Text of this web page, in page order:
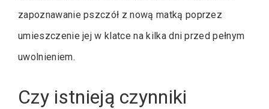
zapoznawanie pszczół z nową matką poprzez
umieszczenie jej w klatce na kilka dni przed pełnym
uwolnieniem.
Czy istnieją czynniki